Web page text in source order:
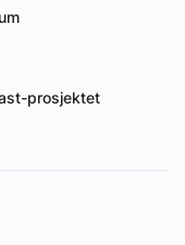
prosjektet